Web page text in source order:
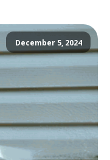
December 5, 2024